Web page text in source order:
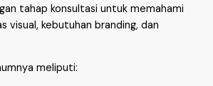
tahap konsultasi untuk memahami
visual, kebutuhan branding, dan
meliputi: